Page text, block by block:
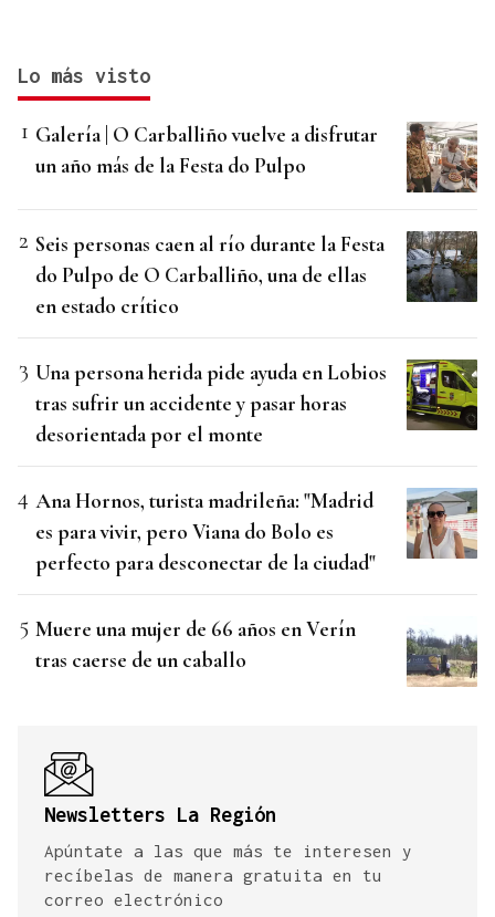
Lo más visto
Galería | O Carballiño vuelve a disfrutar
un año más de la Festa do Pulpo
Seis personas caen al río durante la Festa
do Pulpo de O Carballiño, una de ellas
en estado crítico
Una persona herida pide ayuda en Lobios
tras sufrir un accidente y pasar horas
desorientada por el monte
Ana Hornos, turista madrileña: "Madrid
es para vivir, pero Viana do Bolo es
perfecto para desconectar de la ciudad"
Muere una mujer de 66 años en Verín
tras caerse de un caballo
Newsletters La Región
Apúntate a las que más te interesen y
recíbelas de manera gratuita en tu
correo electrónico